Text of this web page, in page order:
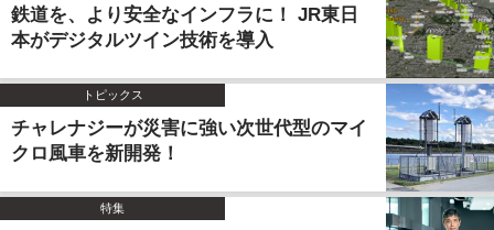
鉄道を、より安全なインフラに！ JR東日
本がデジタルツイン技術を導入
トピックス
チャレナジーが災害に強い次世代型のマイ
クロ風車を新開発！
特集